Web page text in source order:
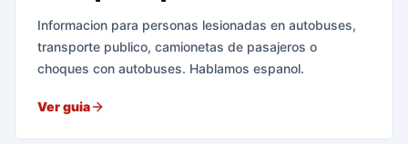
Informacion para personas lesionadas en autobuses,
transporte publico, camionetas de pasajeros o
choques con autobuses. Hablamos espanol.
Ver guia